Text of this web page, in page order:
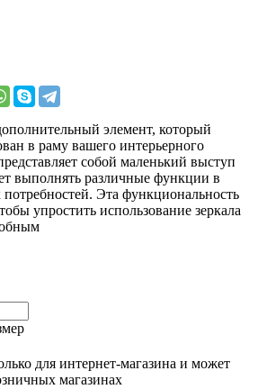
элемент, который
в раму вашего интерьерного
собой маленький выступ
выполнять различные функции в
Эта функциональность
упростить использование зеркала
для интернет-магазина и может
магазинах